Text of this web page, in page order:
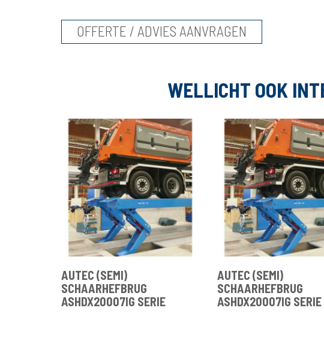
OFFERTE / ADVIES AANVRAGEN
WELLICHT OOK
AUTEC (SEMI)
SCHAARHEFBRUG
ASHDX20007IG SERIE
AUTEC (SEMI)
SCHAARHEFBRUG
ASHDX20007IG SERIE